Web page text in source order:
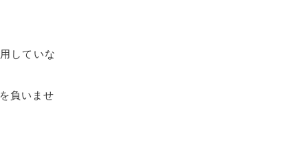
していな
負いませ